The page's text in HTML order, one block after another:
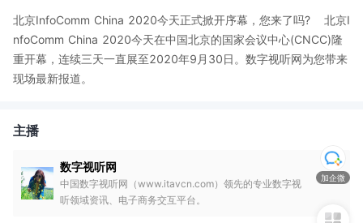
北京InfoComm China 2020今天正式掀开序幕，您来了吗? 	北京I
nfoComm China 2020今天在中国北京的国家会议中心(CNCC)隆
重开幕，连续三天一直展至2020年9月30日。数字视听网为您带来
现场最新报道。
主播
数字视听网
中国数字视听网（www.itavcn.com）领先的专业数字视
听领域资讯、电子商务交互平台。
加企微